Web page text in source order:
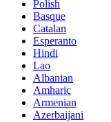
Polish
Basque
Catalan
Esperanto
Hindi
Lao
Albanian
Amharic
Armenian
Azerbaijani